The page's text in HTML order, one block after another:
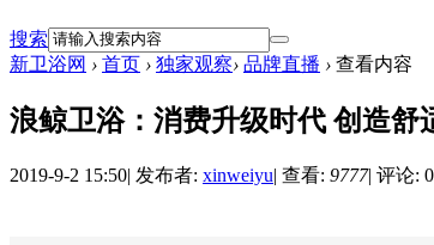
搜索
新卫浴网 › 首页 › 独家观察› 品牌直播 › 查看内容
浪鲸卫浴：消费升级时代 创造舒
2019-9-2 15:50| 发布者: xinweiyu| 查看: 9777| 评论: 0